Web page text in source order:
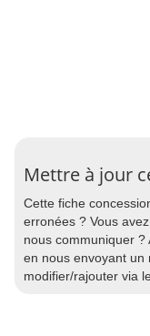
Mettre à jour
Cette fiche
erronées ? Vous
nous communiquer
en nous envoyant un
modifier/rajouter via